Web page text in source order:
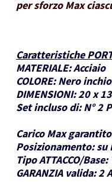
per sforzo Max
Caratteristiche
MATERIALE:Acciaio
COLORE: Nero
DIMENSIONI:20 x
Set incluso di: N° 2
Carico Max
Posizionamento: su
Tipo ATTACCO/Base:
GARANZIA valida:2